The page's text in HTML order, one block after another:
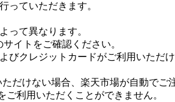
っていただきます。
って異なります。
サイトをご確認ください。
びクレジットカードがご利用いた
だけない場合、楽天市場が自動でご
ご利用いただくことができません。